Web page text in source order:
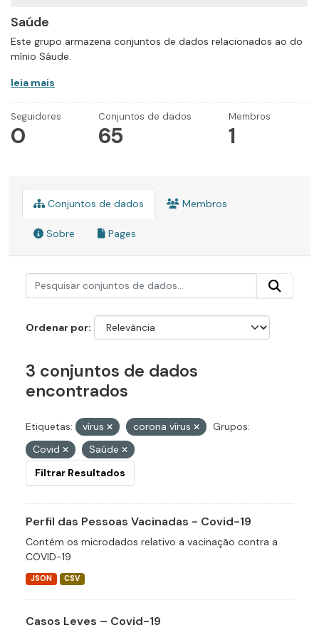
Saúde
Este grupo armazena conjuntos de dados relacionados ao do
mínio Sáude.
leia mais
Seguidores
0
Conjuntos de dados
65
Membros
1
Conjuntos de dados Membros
Sobre Pages
Ordenar por
3 conjuntos de dados
encontrados
Etiquetas: vírus corona vírus
Grupos:
Covid
Saúde
Filtrar Resultados
Perfil das Pessoas Vacinadas - Covid-19
Contém os microdados relativo a vacinação contra a
COVID-19
JSON CSV
Casos Leves – Covid-19